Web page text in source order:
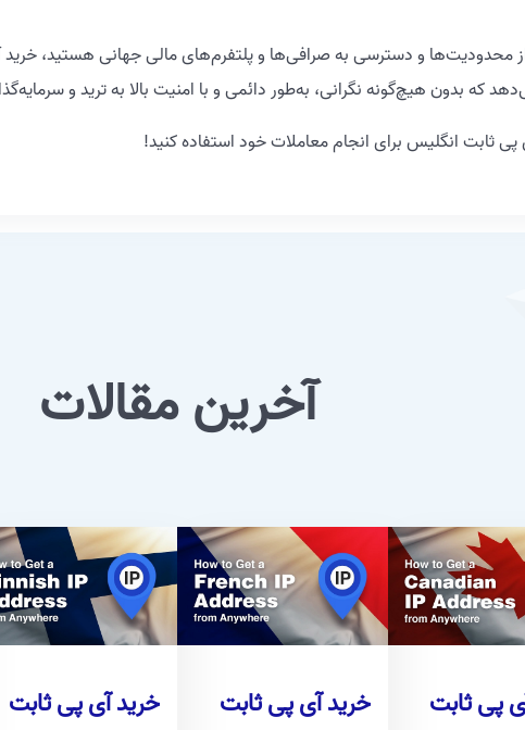
از محدودیت‌ها و دسترسی به صرافی‌ها و پلتفرم‌های مالی جهانی هستید،
که بدون هیچ‌گونه نگرانی، به‌طور دائمی و با امنیت بالا به ترید و
ثابت انگلیس برای انجام معاملات خود استفاده کنید!
آخرین مقالات
پی ثابت
خرید آی پی ثابت
خرید آی پی ثابت